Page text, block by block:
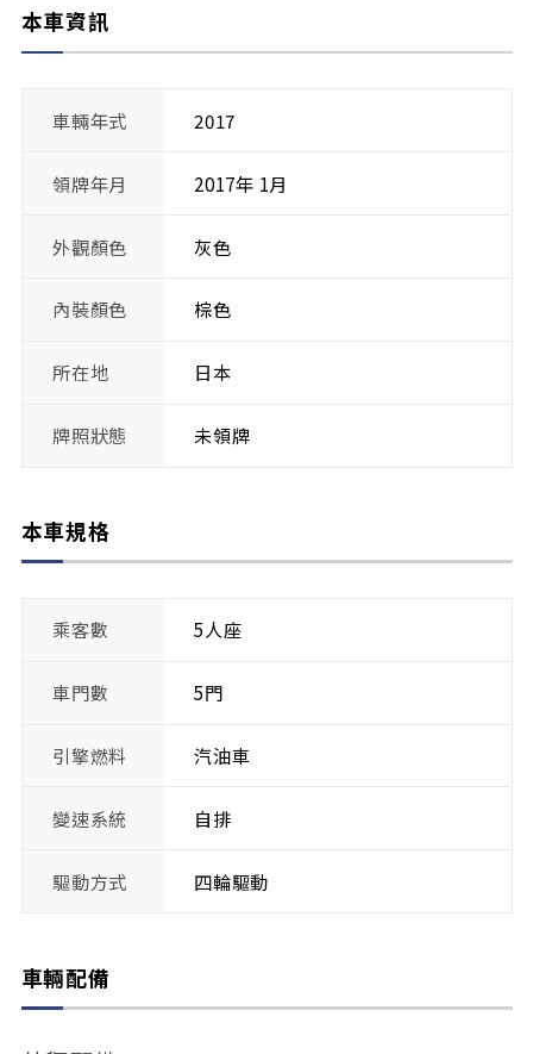
本車資訊
車輛年式 2017
領牌年月 2017年 1月
外觀顏色 灰色
內裝顏色 棕色
所在地 日本
牌照狀態 未領牌
本車規格
乘客數 5人座
車門數 5門
引擎燃料 汽油車
變速系統 自排
驅動方式 四輪驅動
車輛配備